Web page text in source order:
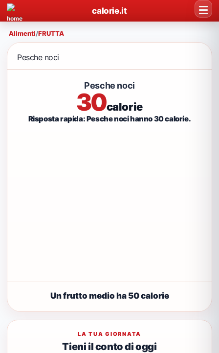
calorie.it
Alimenti/FRUTTA
Pesche noci
Pesche noci
30calorie
Risposta rapida: Pesche noci hanno 30 calorie.
Un frutto medio ha 50 calorie
LA TUA GIORNATA
Tieni il conto di oggi